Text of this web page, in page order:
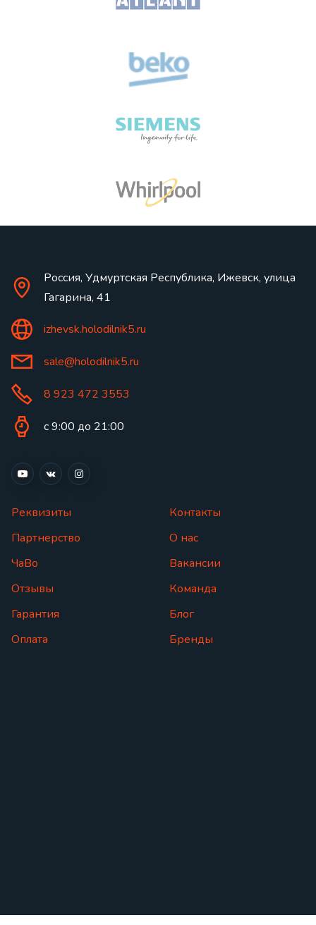
Россия, Удмуртская Республика, Ижевск, улица
Гагарина, 41
izhevsk.holodilnik5.ru
sale@holodilnik5.ru
8 923 472 3553
с 9:00 до 21:00
Реквизиты
Партнерство
ЧаВо
Отзывы
Гарантия
Оплата
Контакты
О нас
Вакансии
Команда
Блог
Бренды